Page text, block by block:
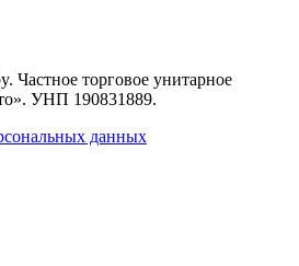
. Частное торговое унитарное
. УНП 190831889.
данных